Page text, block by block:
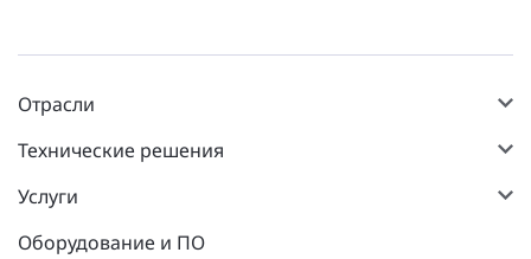
Отрасли
Технические решения
Услуги
Оборудование и ПО